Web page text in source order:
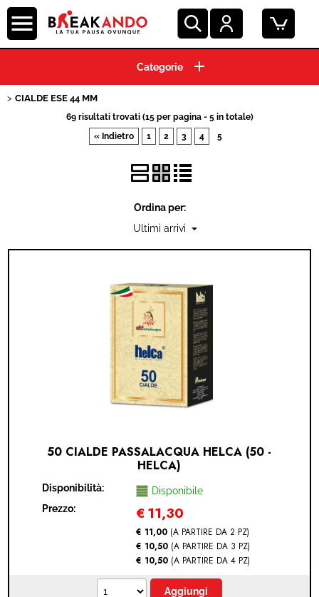
HOME
GRANI E MACINATO
MACCHINE ESPRESSO
ACCESSORI
IDEA REGALO
RICAMBI
SNACK & BIBITE
CANCELLERIA
NOVITÀ
PRODOTTI IN OFFERTA
CIALDE ESE 44 MM
69 risultati trovati (15 per pagina - 5 in totale)
« Indietro
1 2 3 4 5
Ordina per:
50 CIALDE PASSALACQUA HELCA (50 -
HELCA)
Disponibilità:
Disponibile
Prezzo:
€ 11,30
€ 11,00 (A PARTIRE DA 2 PZ)
€ 10,50 (A PARTIRE DA 3 PZ)
€ 10,50 (A PARTIRE DA 4 PZ)